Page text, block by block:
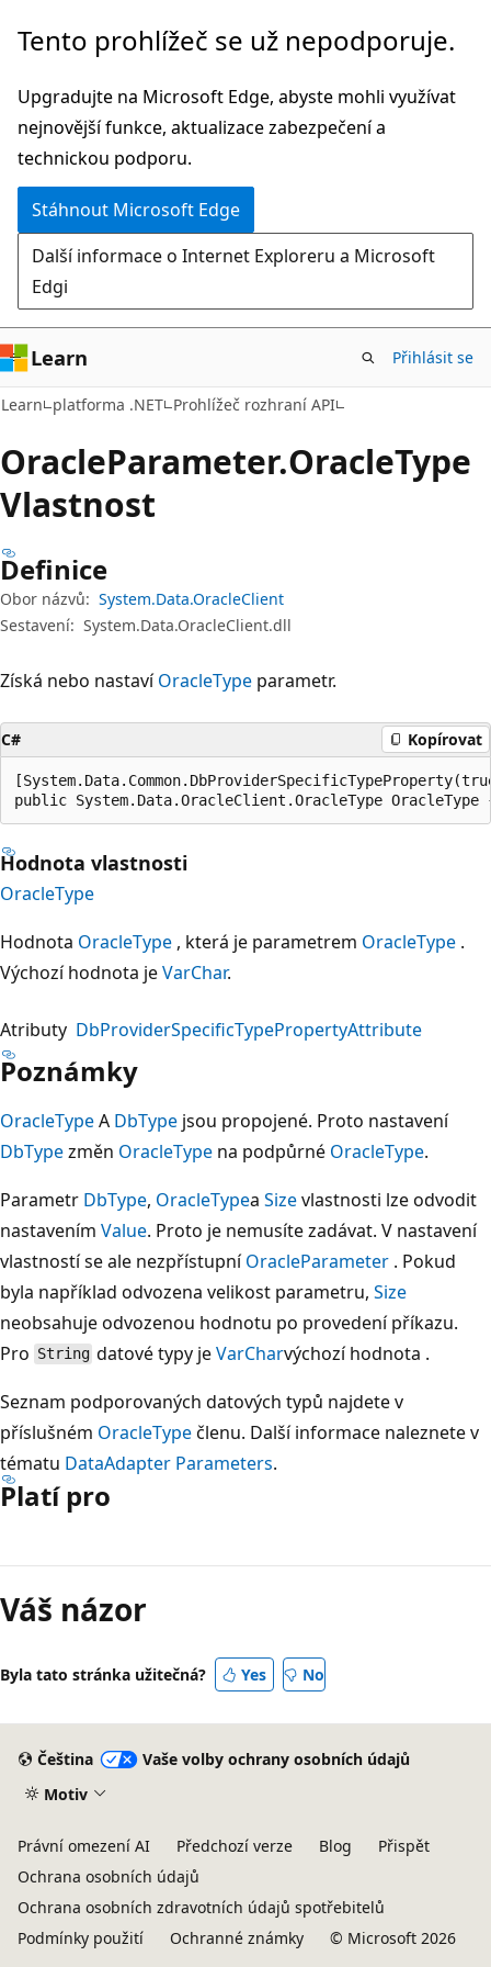
Přeskočit
hlavní
obsah
Přeskočit
navigaci
na
stránce
Tento prohlížeč se už nepodporuje.
Upgradujte na Microsoft Edge, abyste mohli využívat
nejnovější funkce, aktualizace zabezpečení a
technickou podporu.
Stáhnout Microsoft Edge
Další informace o Internet Exploreru a Microsoft
Edgi
Learn Přihlásit se
Learn platforma .NET Prohlížeč rozhraní API
OracleParameter.OracleType
Vlastnost
Definice
Obor názvů: System.Data.OracleClient
Sestavení: System.Data.OracleClient.dll
Získá nebo nastavíOracleType parametr.
C# Kopírovat
public System.Data.OracleClient.OracleType
Hodnota vlastnosti
OracleType
Hodnota OracleType , která je parametrem OracleType .
Výchozí hodnota jeVarChar.
Atributy DbProviderSpecificTypePropertyAttribute
Poznámky
OracleTypeA DbType jsou propojené. Proto nastavení
DbTypezměn OracleType na podpůrné OracleType.
Parametr DbType, OracleTypea Sizevlastnosti lze odvodit
nastavením Value. Proto je nemusíte zadávat. V nastavení
vlastností se ale nezpřístupníOracleParameter . Pokud
byla například odvozena velikost parametru, Size
neobsahuje odvozenou hodnotu po provedení příkazu.
Pro String datové typy jeVarCharvýchozí hodnota .
Seznam podporovaných datových typů najdete v
příslušném OracleTypečlenu. Další informace naleznete v
tématu DataAdapter Parameters.
Platí pro
čtení
zakázán
Váš názor
Byla tato stránka užitečná? Yes No
Čeština
Vaše volby ochrany osobních údajů
Motiv
Právní omezení AI Předchozí verze Blog
Přispět
Ochrana osobních údajů
Ochrana osobních zdravotních údajů spotřebitelů
Podmínky použití
Ochranné známky © Microsoft 2026